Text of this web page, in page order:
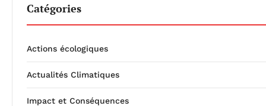
Catégories
Actions écologiques
Actualités Climatiques
Impact et Conséquences